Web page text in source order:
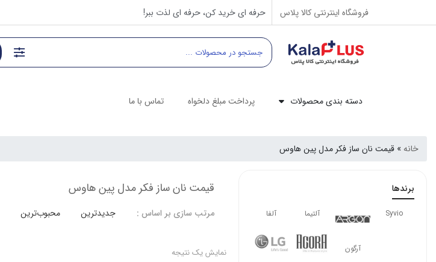
فروشگاه اینترنتی کالا پلاس حرفه ای خرید کن، حرفه ای لذت ببر!
دسته بندی محصولات پرداخت مبلغ دلخواه تماس با ما
خانه» قیمت نان ساز فکر مدل پین هاوس
قیمت نان ساز فکر مدل پین هاوس
مرتب سازی بر اساس : جدیدترین محبوب‌ترین
نمایش یک نتیجه
برندها
Syvio
آرگون
آلتیما آلفا